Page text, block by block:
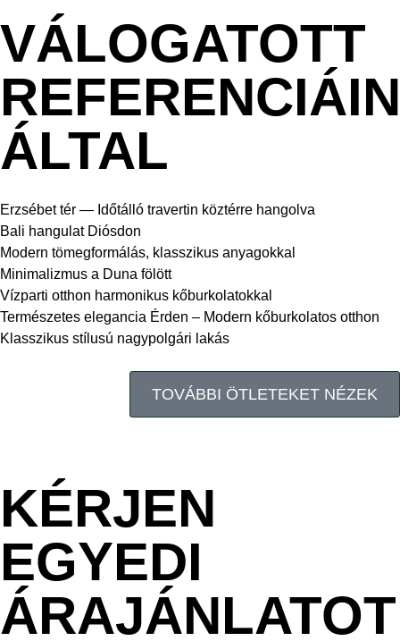
VÁLOGATOTT
ÁLTAL
Erzsébet tér — Időtálló travertin köztérre hangolva
Bali hangulat Diósdon
Modern tömegformálás, klasszikus anyagokkal
Minimalizmus a Duna fölött
Vízparti otthon harmonikus kőburkolatokkal
Természetes elegancia Érden – Modern kőburkolatos otthon
Klasszikus stílusú nagypolgári lakás
TOVÁBBI ÖTLETEKET NÉZEK
KÉRJEN
EGYEDI
ÁRAJÁNLATOT